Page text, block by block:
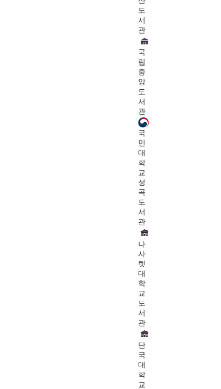
도
서
관
국
립
중
앙
도
서
관
국
민
대
학
교
성
곡
도
서
관
나
사
렛
대
학
교
도
서
관
단
국
대
학
교